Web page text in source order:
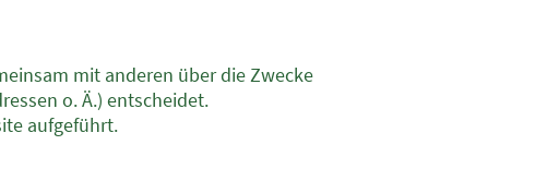
mit anderen über die Zwecke
o. Ä.) entscheidet.
aufgeführt.